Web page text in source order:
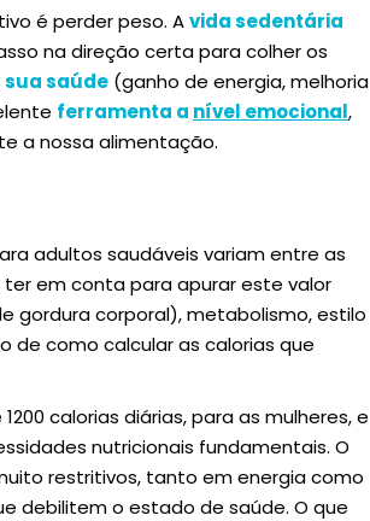
é perder peso. Avida sedentária
na direção certa para colher os
sua saúde (ganho de energia, melhoria
ferramenta a nível emocional,
a nossa alimentação.
adultos saudáveis variam entre as
ter em conta para apurar este valor
gordura corporal), metabolismo, estilo
de como calcular as calorias que
calorias diárias, para as mulheres, e
nutricionais fundamentais. O
restritivos, tanto em energia como
debilitem o estado de saúde. O que